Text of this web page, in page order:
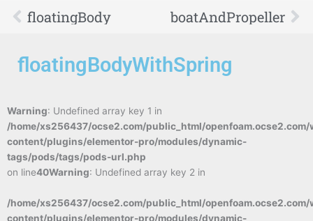
Prev
floatingBody boatAndPropeller
floatingBodyWithSpring
Warning: Undefined array key 1 in
/home/xs256437/ocse2.com/public_html/openfoam.ocse2.com/
content/plugins/elementor-pro/modules/dynamic-
tags/pods/tags/pods-url.php
on line40Warning: Undefined array key 2 in
/home/xs256437/ocse2.com/public_html/openfoam.ocse2.com/
content/plugins/elementor-pro/modules/dynamic-